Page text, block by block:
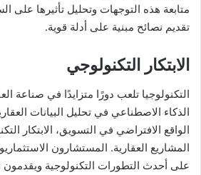
متابعة هذه التوجهات وتحليل تأثيرها على
تقديم نصائح مبنية على أدلة قوية.
الابتكار التكنولوجي
التكنولوجيا تلعب دورًا متزايدًا في صناعة
الذكاء الاصطناعي في تحليل البيانات
الواقع الافتراضي في التسويق، الابتكار
المشاريع العقارية. المستشارون
على أحدث التطورات التكنولوجية